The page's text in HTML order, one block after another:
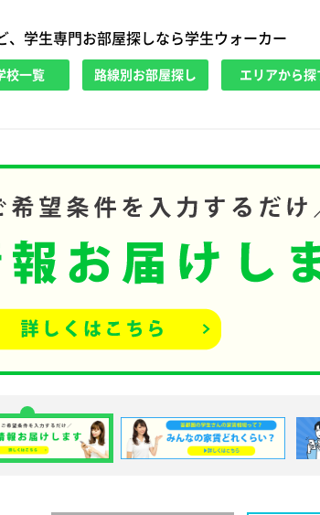
、学生専門お部屋探しなら学生ウォーカー
校一覧 路線別お部屋探し エリアから探